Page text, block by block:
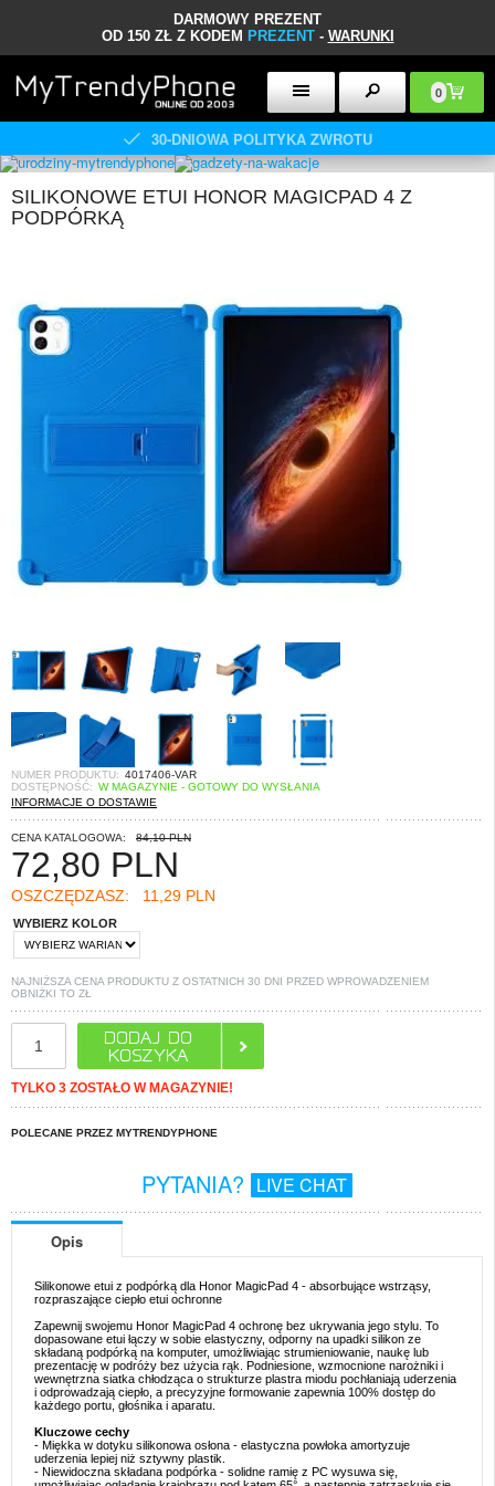
DARMOWY PREZENT
OD 150 ZŁ Z KODEM PREZENT- WARUNKI
0
30-DNIOWA POLITYKA ZWROTU
SILIKONOWE ETUI HONOR MAGICPAD 4 Z
PODPÓRKĄ
NUMER PRODUKTU: 4017406-VAR
DOSTĘPNOŚĆ: W MAGAZYNIE - GOTOWY DO WYSŁANIA
INFORMACJE O DOSTAWIE
CENA KATALOGOWA: 84,10 PLN
72,80 PLN
OSZCZĘDZASZ: 11,29 PLN
WYBIERZ KOLOR
NAJNIŻSZA CENA PRODUKTU Z OSTATNICH 30 DNI PRZED WPROWADZENIEM
OBNIŻKI TO ZŁ
TYLKO 3 ZOSTAŁO W MAGAZYNIE!
POLECANE PRZEZ MYTRENDYPHONE
PYTANIA? LIVE CHAT
Opis
Silikonowe etui z podpórką dla Honor MagicPad 4 - absorbujące wstrząsy,
rozpraszające ciepło etui ochronne
Zapewnij swojemu Honor MagicPad 4 ochronę bez ukrywania jego stylu. To
dopasowane etui łączy w sobie elastyczny, odporny na upadki silikon ze
składaną podpórką na komputer, umożliwiając strumieniowanie, naukę lub
prezentację w podróży bez użycia rąk. Podniesione, wzmocnione narożniki i
wewnętrzna siatka chłodząca o strukturze plastra miodu pochłaniają uderzenia
i odprowadzają ciepło, a precyzyjne formowanie zapewnia 100% dostęp do
każdego portu, głośnika i aparatu.
Kluczowe cechy
- Miękka w dotyku silikonowa osłona - elastyczna powłoka amortyzuje
uderzenia lepiej niż sztywny plastik.
- Niewidoczna składana podpórka - solidne ramię z PC wysuwa się,